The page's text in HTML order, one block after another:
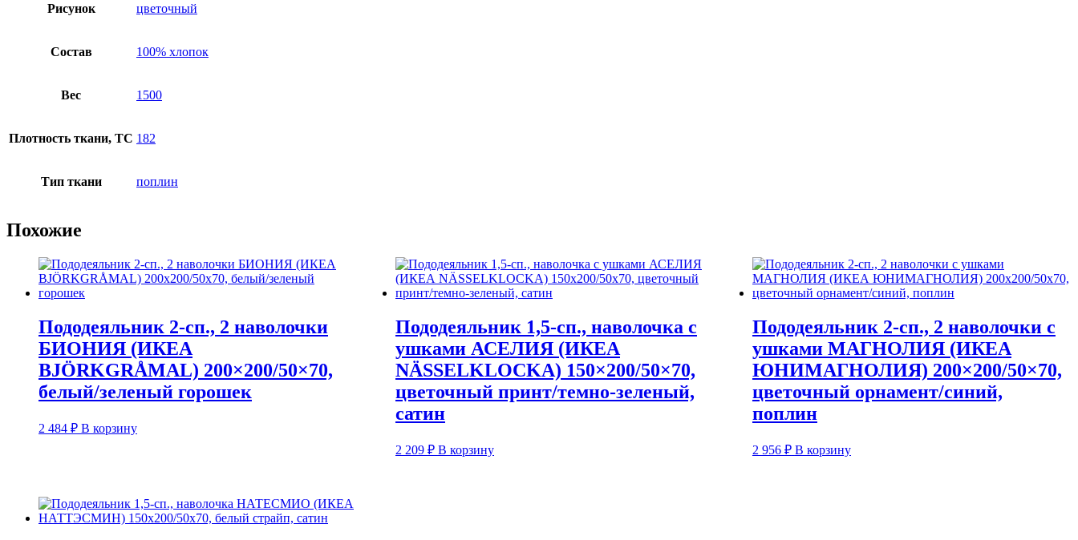
Рисунок цветочный
Состав 100% хлопок
Вес 1500
Плотность ткани, TC 182
Тип ткани поплин
Похожие
Пододеяльник 2-сп., 2 наволочки
БИОНИЯ (ИКЕА
BJÖRKGRÅMAL) 200×200/50×70,
белый/зеленый горошек
2 484 ₽ В корзину
Пододеяльник 1,5-сп., наволочка с
ушками АСЕЛИЯ (ИКЕА
NÄSSELKLOCKA) 150×200/50×70,
цветочный принт/темно-зеленый,
сатин
2 209 ₽ В корзину
Пододеяльник 2-сп., 2 наволочки с
ушками МАГНОЛИЯ (ИКЕА
ЮНИМАГНОЛИЯ) 200×200/50×70,
цветочный орнамент/синий,
поплин
2 956 ₽ В корзину